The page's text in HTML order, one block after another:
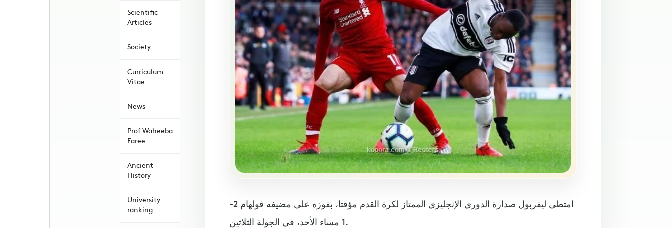
Scientific
Articles
Society
Curriculum
Vitae
News
Prof.Waheeba
Faree
Ancient
History
University
ranking
امتطى ليفربول صدارة الدوري الإنجليزي الممتاز لكرة القدم مؤقتا، بفوزه على مضيفه فولهام 2-
1 مساء الأحد، في الجولة الثلاثين.